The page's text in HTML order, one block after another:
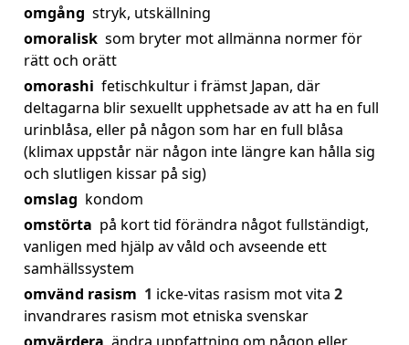
omgång stryk, utskällning
omoralisk som bryter mot allmänna normer för
rätt och orätt
omorashi fetischkultur i främst Japan, där
deltagarna blir sexuellt upphetsade av att ha en full
urinblåsa, eller på någon som har en full blåsa
(klimax uppstår när någon inte längre kan hålla sig
och slutligen kissar på sig)
omslag kondom
omstörta på kort tid förändra något fullständigt,
vanligen med hjälp av våld och avseende ett
samhällssystem
omvänd rasism 1 icke-vitas rasism mot vita 2
invandrares rasism mot etniska svenskar